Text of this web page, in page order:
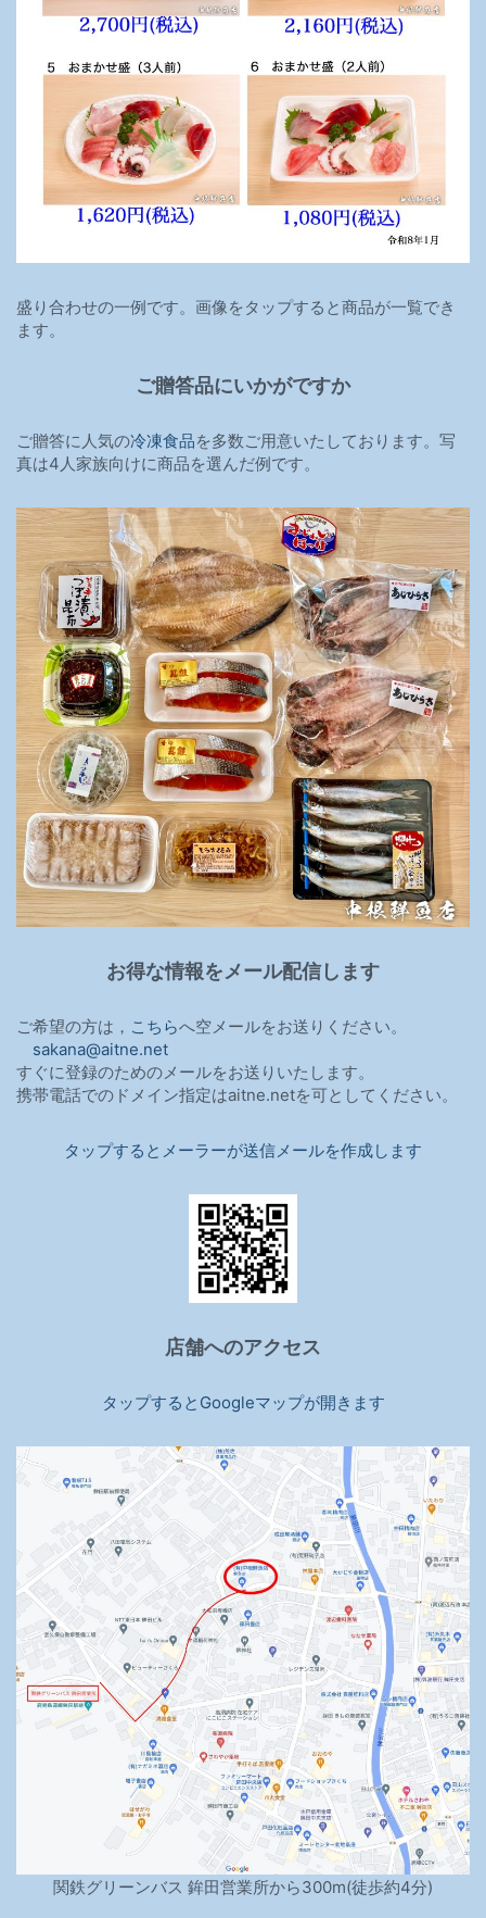
盛り合わせの一例です。画像をタップすると商品が一覧でき
ます。
ご贈答品にいかがですか
ご贈答に人気の冷凍食品を多数ご用意いたしております。写
真は4人家族向けに商品を選んだ例です。
お得な情報をメール配信します
ご希望の方は， こちらへ空メールをお送りください。
sakana@aitne.net
すぐに登録のためのメールをお送りいたします。
携帯電話でのドメイン指定はaitne.netを可としてください。
タップするとメーラーが送信メールを作成します
店舗へのアクセス
タップするとGoogleマップが開きます
関鉄グリーンバス 鉾田営業所から300m(徒歩約4分)